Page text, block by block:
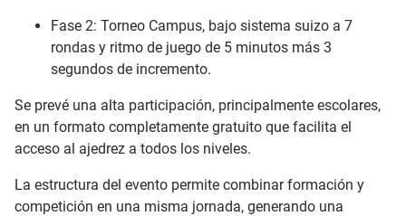
Fase 2: Torneo Campus, bajo sistema suizo a 7
rondas y ritmo de juego de 5 minutos más 3
segundos de incremento.
Se prevé una alta participación, principalmente escolares,
en un formato completamente gratuito que facilita el
acceso al ajedrez a todos los niveles.
La estructura del evento permite combinar formación y
competición en una misma jornada, generando una